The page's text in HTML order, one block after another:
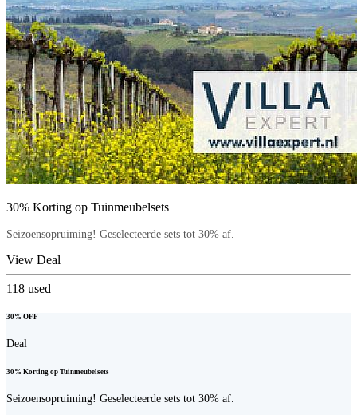
30% Korting op Tuinmeubelsets
Seizoensopruiming! Geselecteerde sets tot 30% af.
View Deal
118 used
30% OFF
Deal
30% Korting op Tuinmeubelsets
Seizoensopruiming! Geselecteerde sets tot 30% af.